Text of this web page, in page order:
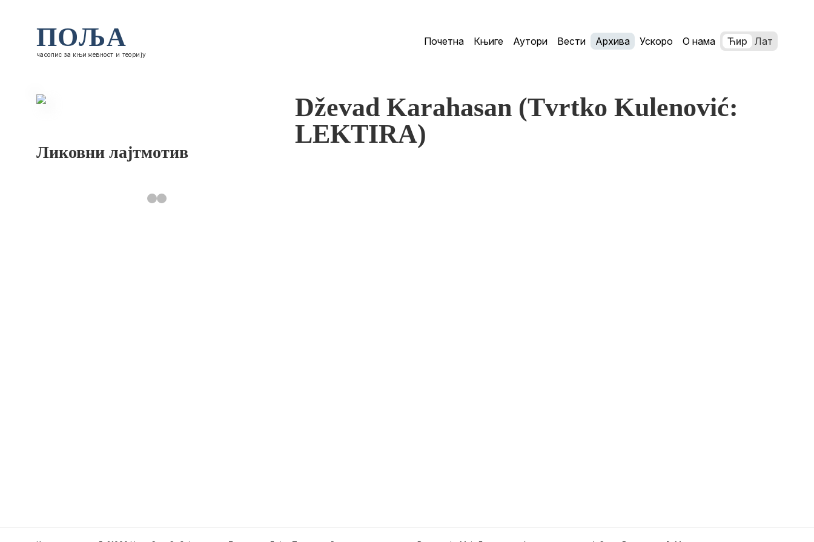
ПОЉА
часопис за књижевност и теорију
Почетна Књиге Аутори Вести Архива Ускоро О нама Ћир Лат
Ликовни лајтмотив
Dževad Karahasan (Tvrtko Kulenović:
LEKTIRA)